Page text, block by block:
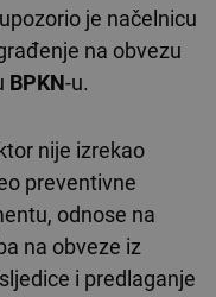
je načelnicu
na obvezu
BPKN-u.
nije izrekao
preventivne
odnose na
na obveze iz
i predlaganje